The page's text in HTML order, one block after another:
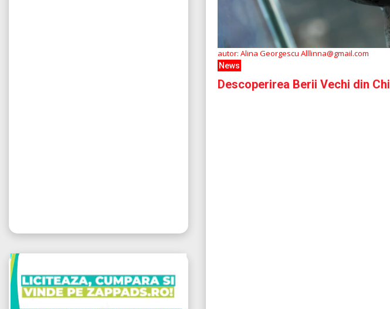
autor: Alina Georgescu Alllinna@gmail.com
News
Descoperirea Berii Vechi din